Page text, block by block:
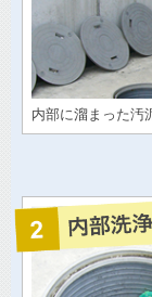
内部に溜まった汚